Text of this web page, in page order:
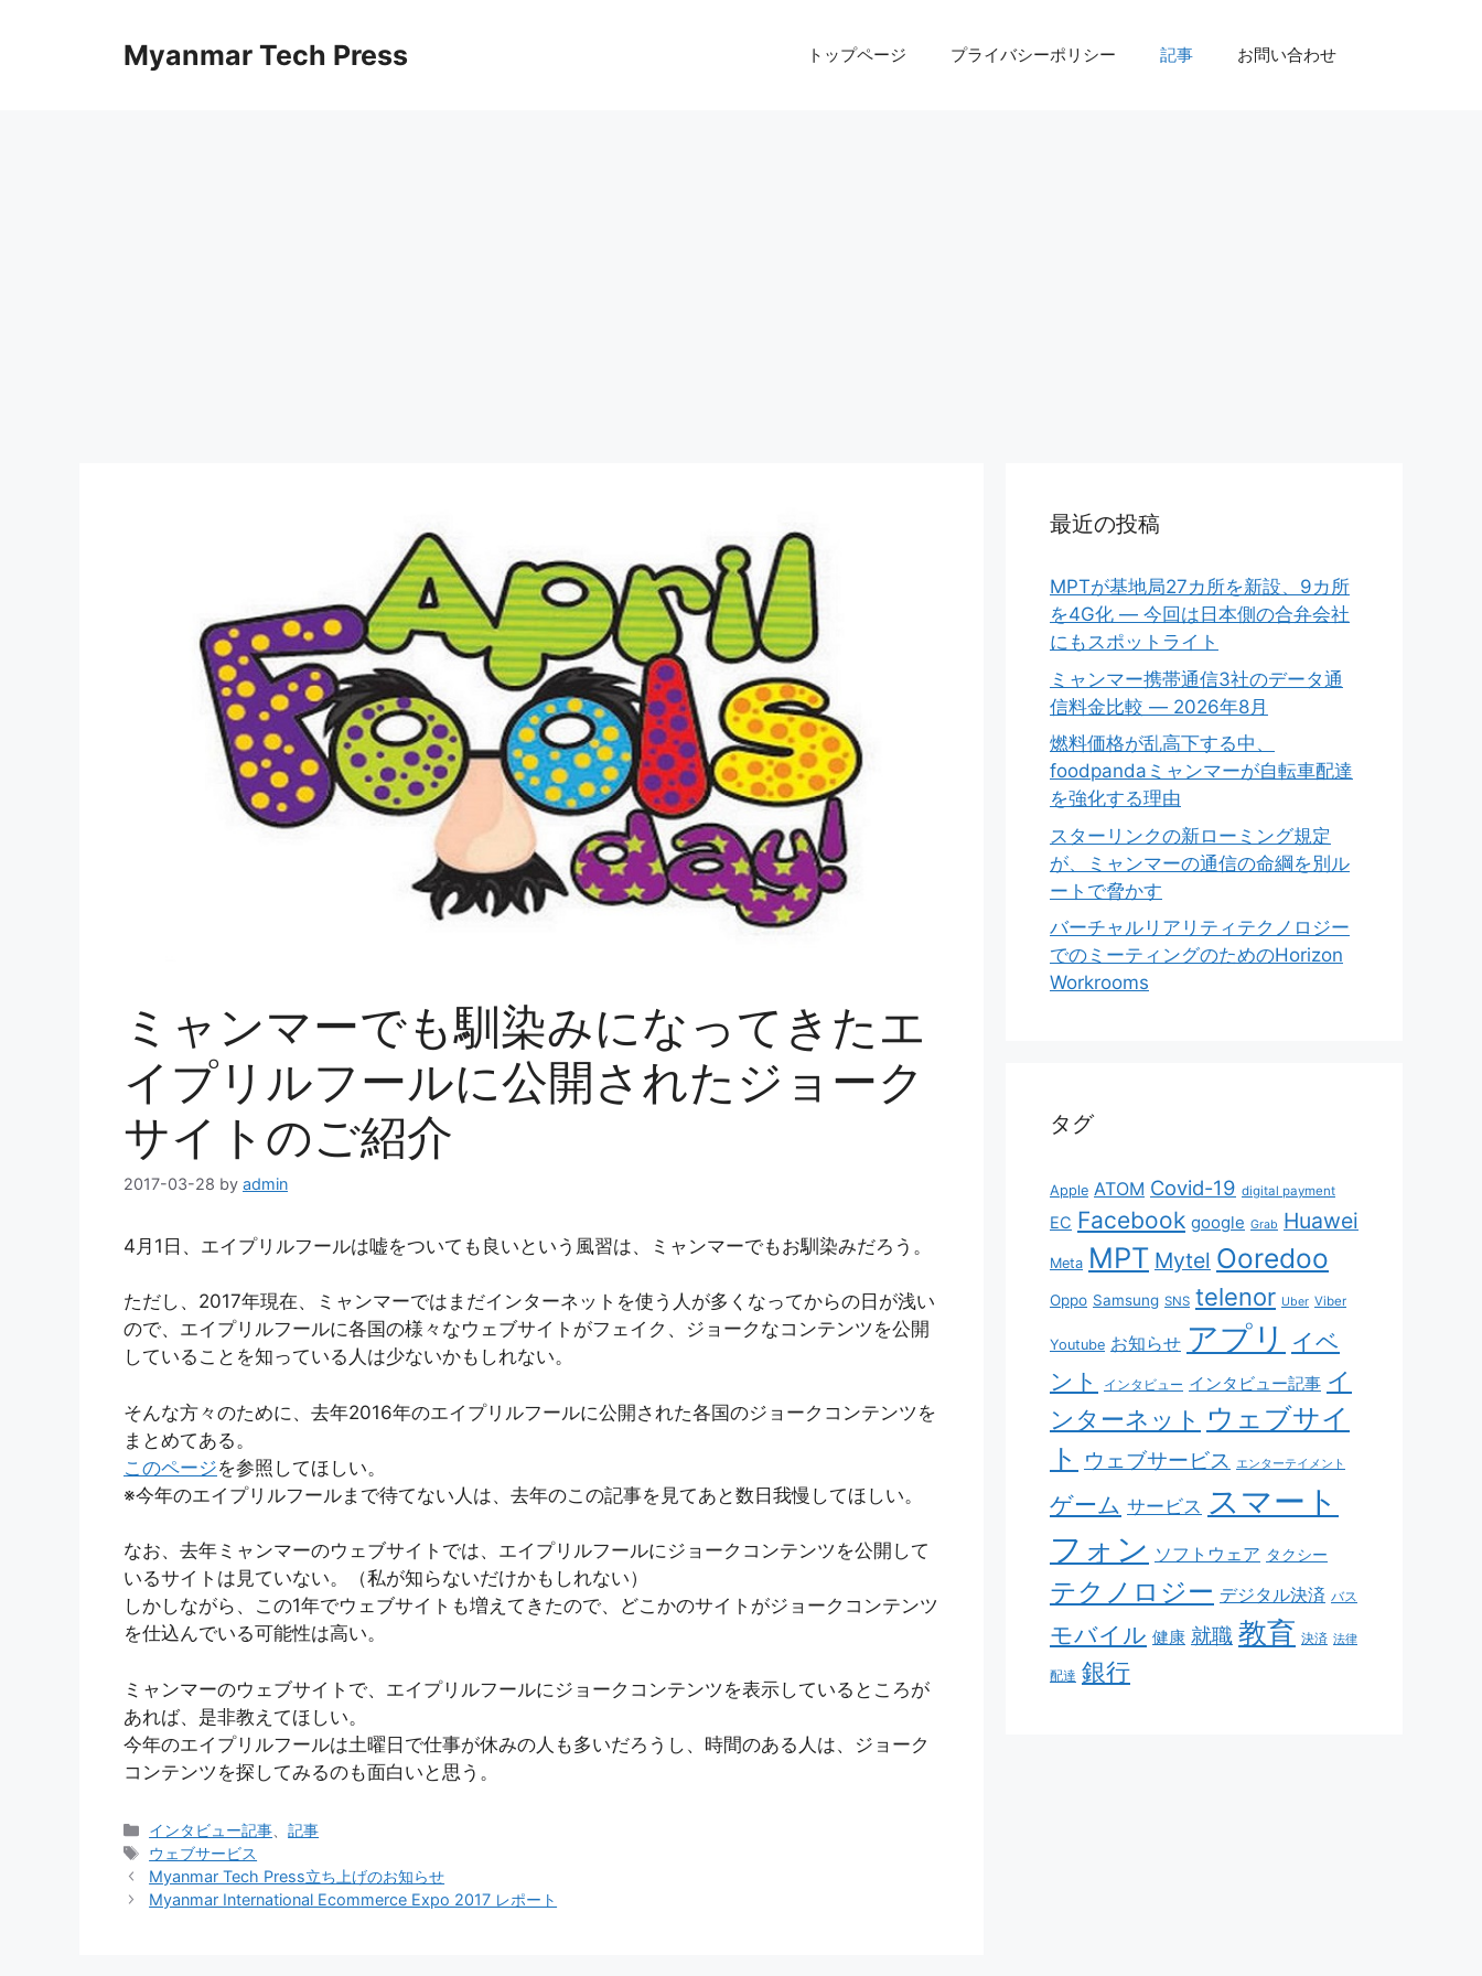
Myanmar Tech Press トップページ プライバシーポリシー 記事 お問い合わせ
ミャンマーでも馴染みになってきたエ
イプリルフールに公開されたジョーク
サイトのご紹介
2017-03-28 by admin
4月1日、エイプリルフールは嘘をついても良いという風習は、ミャンマーでもお馴染みだろう。
ただし、2017年現在、ミャンマーではまだインターネットを使う人が多くなってからの日が浅い
ので、エイプリルフールに各国の様々なウェブサイトがフェイク、ジョークなコンテンツを公開
していることを知っている人は少ないかもしれない。
そんな方々のために、去年2016年のエイプリルフールに公開された各国のジョークコンテンツを
まとめてある。
このページを参照してほしい。
※今年のエイプリルフールまで待てない人は、去年のこの記事を見てあと数日我慢してほしい。
なお、去年ミャンマーのウェブサイトでは、エイプリルフールにジョークコンテンツを公開して
いるサイトは見ていない。（私が知らないだけかもしれない）
しかしながら、この1年でウェブサイトも増えてきたので、どこかのサイトがジョークコンテンツ
を仕込んでいる可能性は高い。
ミャンマーのウェブサイトで、エイプリルフールにジョークコンテンツを表示しているところが
あれば、是非教えてほしい。
今年のエイプリルフールは土曜日で仕事が休みの人も多いだろうし、時間のある人は、ジョーク
コンテンツを探してみるのも面白いと思う。
カ
テ
ゴ
リ
インタビュー記事 、記事
タ
グ
ウェブサービス
Myanmar Tech Press立ち上げのお知らせ
Myanmar International Ecommerce Expo 2017 レポート
最近の投稿
MPTが基地局27カ所を新設、9カ所
を4G化 ― 今回は日本側の合弁会社
にもスポットライト
ミャンマー携帯通信3社のデータ通
信料金比較 ― 2026年8月
燃料価格が乱高下する中、
foodpandaミャンマーが自転車配達
を強化する理由
スターリンクの新ローミング規定
が、ミャンマーの通信の命綱を別ル
ートで脅かす
バーチャルリアリティテクノロジー
でのミーティングのためのHorizon
Workrooms
タグ
Apple ATOM Covid-19 digital payment
EC Facebook google Grab Huawei
Meta MPT Mytel Ooredoo
Oppo Samsung SNS telenor Uber Viber
Youtube お知らせ アプリ イベ
ント
インタビュー インタビュー記事 イ
ンターネット ウェブサイ
ト ウェブサービス エンターテイメント
ゲーム サービス スマート
フォン ソフトウェア タクシー
テクノロジー デジタル決済 バス
モバイル 健康 就職 教育 決済 法律
配達 銀行